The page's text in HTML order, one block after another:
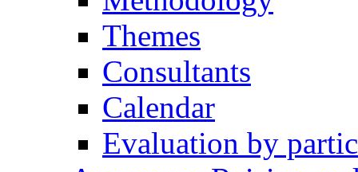
Themes
Consultants
Calendar
Evaluation by